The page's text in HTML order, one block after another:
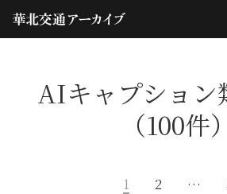
AIキャプション
（100件）
1 2 …